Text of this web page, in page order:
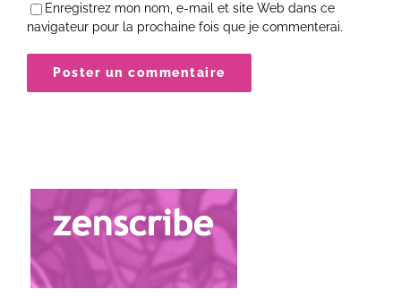
Enregistrez mon nom, e-mail et site Web dans ce
navigateur pour la prochaine fois que je commenterai.